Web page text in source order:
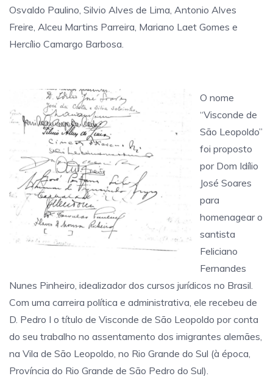
Osvaldo Paulino, Silvio Alves de Lima, Antonio Alves
Freire, Alceu Martins Parreira, Mariano Laet Gomes e
Hercílio Camargo Barbosa.
O nome
“Visconde de
São Leopoldo”
foi proposto
por Dom Idílio
José Soares
para
homenagear o
santista
Feliciano
Fernandes
Nunes Pinheiro, idealizador dos cursos jurídicos no Brasil.
Com uma carreira política e administrativa, ele recebeu de
D. Pedro I o título de Visconde de São Leopoldo por conta
do seu trabalho no assentamento dos imigrantes alemães,
na Vila de São Leopoldo, no Rio Grande do Sul (à época,
Província do Rio Grande de São Pedro do Sul).